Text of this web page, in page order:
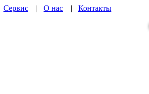
Сервис | О нас | Контакты